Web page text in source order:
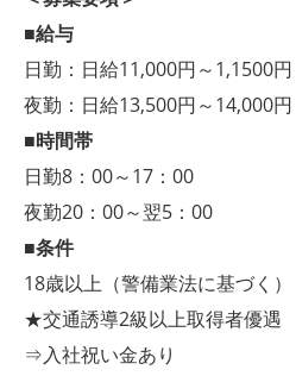
■給与
日勤：日給11,000円～1,1500円
夜勤：日給13,500円～14,000円
■時間帯
日勤8：00～17：00
夜勤20：00～翌5：00
■条件
18歳以上（警備業法に基づく）
★交通誘導2級以上取得者優遇
⇒入社祝い金あり